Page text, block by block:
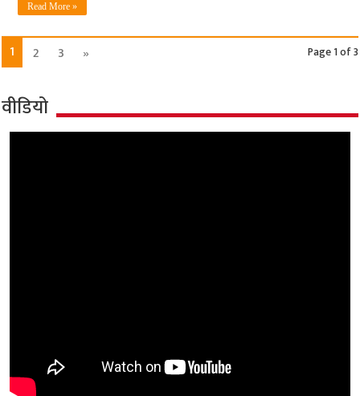
Read More »
Page 1 of 3
1 2 3 »
वीडियो